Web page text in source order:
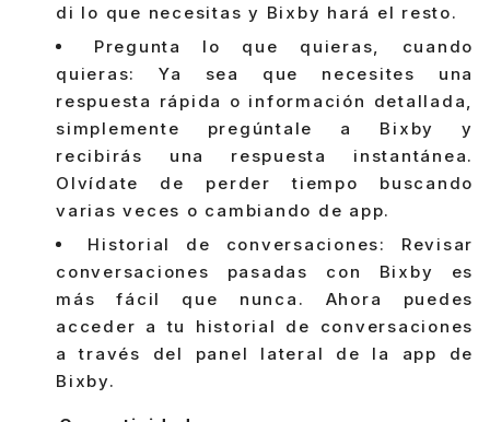
di lo que necesitas y Bixby hará el resto.
Pregunta lo que quieras, cuando
quieras: Ya sea que necesites una
respuesta rápida o información detallada,
simplemente pregúntale a Bixby y
recibirás una respuesta instantánea.
Olvídate de perder tiempo buscando
varias veces o cambiando de app.
Historial de conversaciones: Revisar
conversaciones pasadas con Bixby es
más fácil que nunca. Ahora puedes
acceder a tu historial de conversaciones
a través del panel lateral de la app de
Bixby.